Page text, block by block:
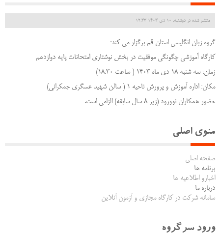
منتشر شده در دوشنبه, 10 دی 1403 12:33
گروه زبان انگلیسی استان قم برگزار می کند:
کارگاه آموزشی چگونگی موفقیت در بخش نوشتاری امتحانات پایه دوازدهم
زمان: سه شنبه ۱۸ دی ماه ۱۴۰۳ ( ساعت ۱۸:۳۰)
مکان: اداره آموزش و پرورش ناحیه ۱ ( سالن شهید عسگری جمکرانی)
حضور همکاران نوورود (زیر ۸ سال سابقه) الزامی است.
منوی اصلی
صفحه اصلی
برنامه ها
اخبارو اطلاعیه ها
درباره ما
سامانه شرکت در کارگاه مجازی و آزمون آنلاین
ورود سرگروه